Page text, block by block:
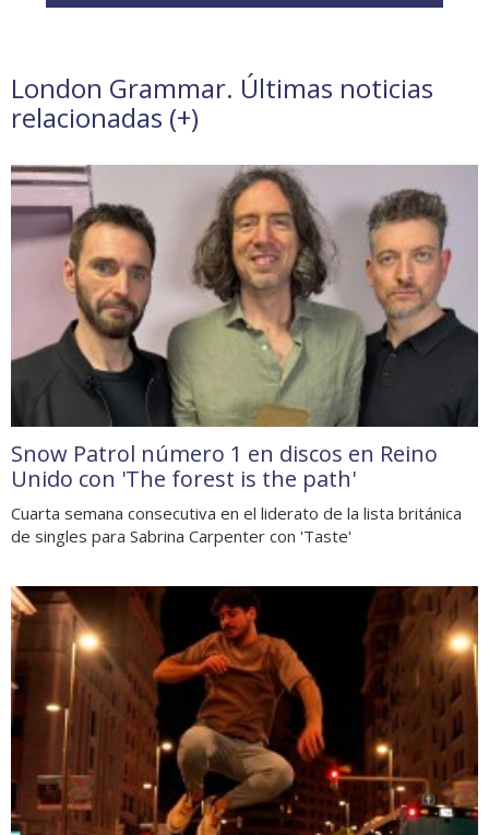
London Grammar. Últimas noticias
relacionadas (+)
Snow Patrol número 1 en discos en Reino
Unido con 'The forest is the path'
Cuarta semana consecutiva en el liderato de la lista británica
de singles para Sabrina Carpenter con 'Taste'